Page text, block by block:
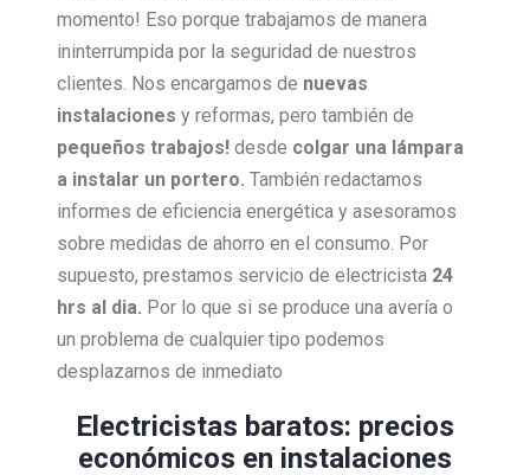
momento! Eso porque trabajamos de manera
ininterrumpida por la seguridad de nuestros
clientes. Nos encargamos de nuevas
instalaciones y reformas, pero también de
pequeños trabajos! desde colgar una lámpara
a instalar un portero. También redactamos
informes de eficiencia energética y asesoramos
sobre medidas de ahorro en el consumo. Por
supuesto, prestamos servicio de electricista 24
hrs al dia. Por lo que si se produce una avería o
un problema de cualquier tipo podemos
desplazarnos de inmediato
Electricistas baratos: precios
económicos en instalaciones